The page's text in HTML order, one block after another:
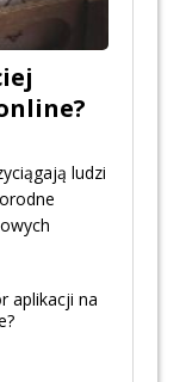
ludzi
aplikacji na